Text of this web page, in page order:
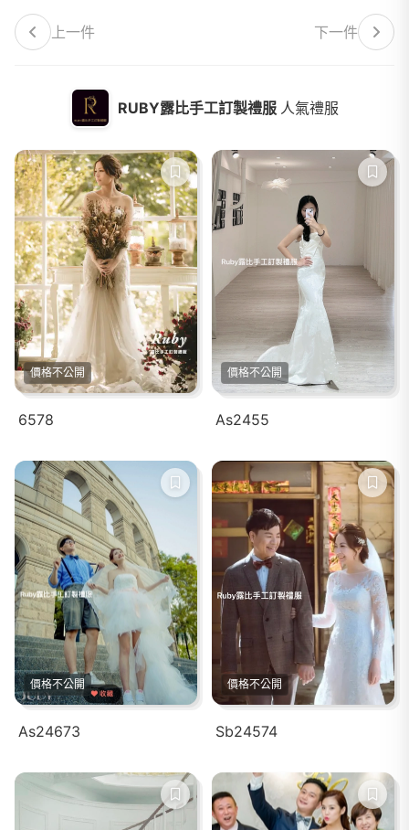
上一件 下一件
RUBY露比手工訂製禮服 人氣禮服
價格不公開
6578
價格不公開
As2455
價格不公開
As24673
價格不公開
Sb24574